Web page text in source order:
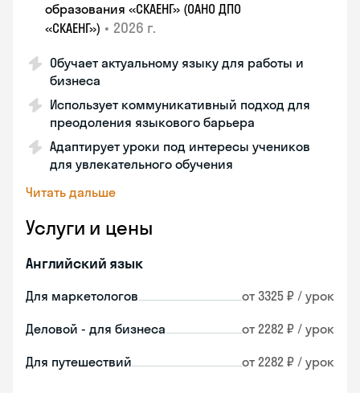
образования «СКАЕНГ» (ОАНО ДПО
«СКАЕНГ») • 2026 г.
Обучает актуальному языку для работы и
бизнеса
Использует коммуникативный подход для
преодоления языкового барьера
Адаптирует уроки под интересы учеников
для увлекательного обучения
Читать дальше
Услуги и цены
Английский язык
Для маркетологов от 3325 ₽ / урок
Деловой - для бизнеса от 2282 ₽ / урок
Для путешествий от 2282 ₽ / урок